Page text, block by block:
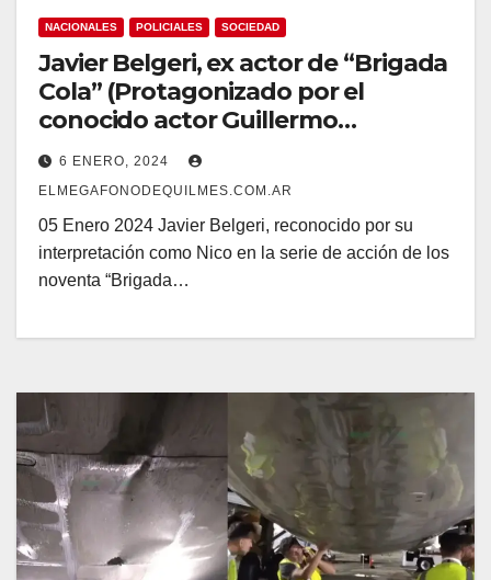
NACIONALES POLICIALES SOCIEDAD
Javier Belgeri, ex actor de “Brigada
Cola” (Protagonizado por el
conocido actor Guillermo
Francella), fue atrapado Robando
en un Supermercado
6 ENERO, 2024
ELMEGAFONODEQUILMES.COM.AR
05 Enero 2024 Javier Belgeri, reconocido por su
interpretación como Nico en la serie de acción de los
noventa “Brigada…